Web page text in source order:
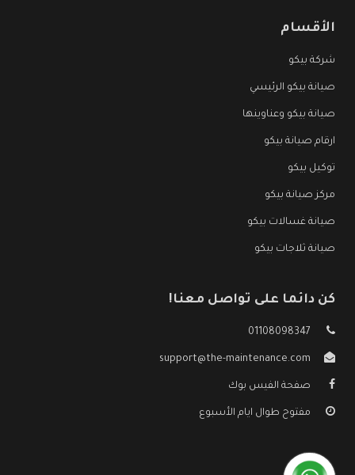
الأقسام
شركة بيكو
صيانة بيكو الرئيسي
صيانة بيكو وعناوينها
ارقام صيانة بيكو
توكيل بيكو
مركز صيانة بيكو
صيانة غسالات بيكو
صيانة ثلاجات بيكو
كن دائما على تواصل معنا!
01108098347
support@the-maintenance.com
صفحة الفيس بوك
مفتوح طوال ايام الأسبوع